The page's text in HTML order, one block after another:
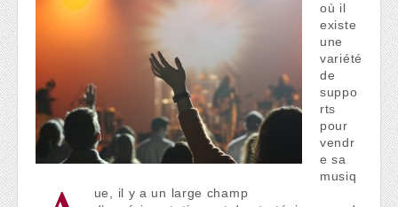
où il
existe
une
variété
de
suppo
rts
pour
vendr
e sa
ue, il y a un large champ